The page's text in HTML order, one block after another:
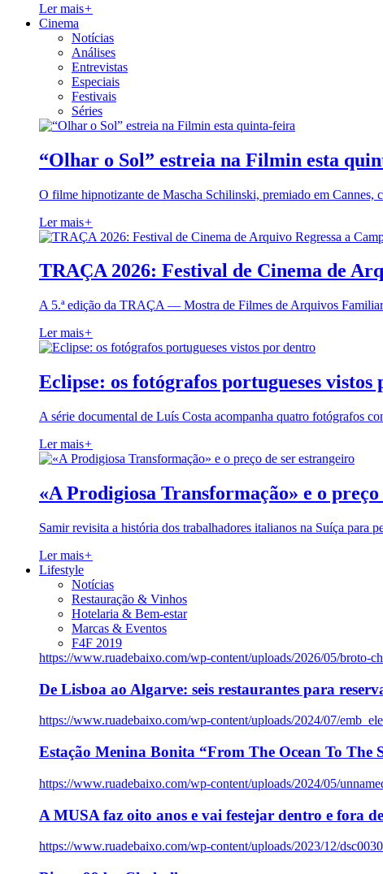
Ler mais+
Cinema
Notícias
Análises
Entrevistas
Especiais
Festivais
Séries
“Olhar o Sol” estreia na Filmin esta
O filme hipnotizante de Mascha Schilinski, premiado em Cannes,
Ler mais+
TRAÇA 2026: Festival de Cinema de
A 5.ª edição da TRAÇA — Mostra de Filmes de Arquivos
Ler mais+
Eclipse: os fotógrafos portugueses vistos
A série documental de Luís Costa acompanha quatro fotógrafos
Ler mais+
«A Prodigiosa Transformação» e o
Samir revisita a história dos trabalhadores italianos na Suíça para
Ler mais+
Lifestyle
Notícias
Restauração & Vinhos
Hotelaria & Bem-estar
Marcas & Eventos
F4F 2019
https://www.ruadebaixo.com/wp-content/uploads/2026/05/broto-
De Lisboa ao Algarve: seis restaurantes para
https://www.ruadebaixo.com/wp-content/uploads/2024/07/
Estação Menina Bonita “From The Ocean To The
https://www.ruadebaixo.com/wp-content/uploads/2024/05/
A MUSA faz oito anos e vai festejar dentro e fora
https://www.ruadebaixo.com/wp-content/uploads/2023/12/